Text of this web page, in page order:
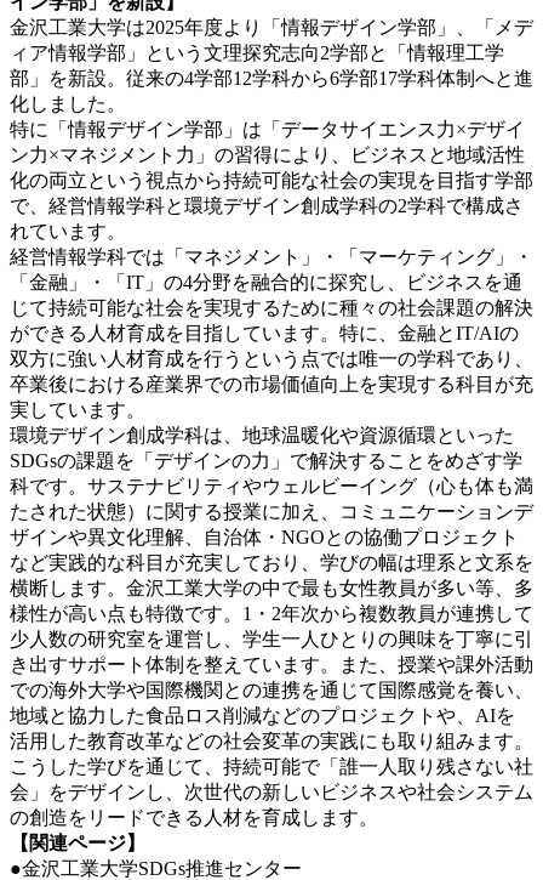
金沢工業大学は2025年度より「情報デザイン学部」、「メデ
ィア情報学部」という文理探究志向2学部と「情報理工学
部」を新設。従来の4学部12学科から6学部17学科体制へと進
化しました。
特に「情報デザイン学部」は「データサイエンス力×デザイ
ン力×マネジメント力」の習得により、ビジネスと地域活性
化の両立という視点から持続可能な社会の実現を目指す学部
で、経営情報学科と環境デザイン創成学科の2学科で構成さ
れています。
経営情報学科では「マネジメント」・「マーケティング」・
「金融」・「IT」の4分野を融合的に探究し、ビジネスを通
じて持続可能な社会を実現するために種々の社会課題の解決
ができる人材育成を目指しています。特に、金融とIT/AIの
双方に強い人材育成を行うという点では唯一の学科であり、
卒業後における産業界での市場価値向上を実現する科目が充
実しています。
環境デザイン創成学科は、地球温暖化や資源循環といった
SDGsの課題を「デザインの力」で解決することをめざす学
科です。サステナビリティやウェルビーイング（心も体も満
たされた状態）に関する授業に加え、コミュニケーションデ
ザインや異文化理解、自治体・NGOとの協働プロジェクト
など実践的な科目が充実しており、学びの幅は理系と文系を
横断します。金沢工業大学の中で最も女性教員が多い等、多
様性が高い点も特徴です。1・2年次から複数教員が連携して
少人数の研究室を運営し、学生一人ひとりの興味を丁寧に引
き出すサポート体制を整えています。また、授業や課外活動
での海外大学や国際機関との連携を通じて国際感覚を養い、
地域と協力した食品ロス削減などのプロジェクトや、AIを
活用した教育改革などの社会変革の実践にも取り組みます。
こうした学びを通じて、持続可能で「誰一人取り残さない社
会」をデザインし、次世代の新しいビジネスや社会システム
の創造をリードできる人材を育成します。
【関連ページ】
●金沢工業大学SDGs推進センター